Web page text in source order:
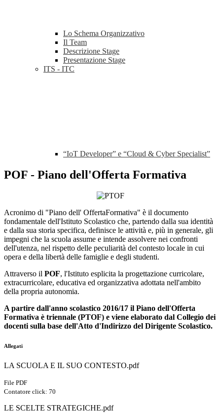
Lo Schema Organizzativo
Il Team
Descrizione Stage
Presentazione Stage
ITS - ITC
“IoT Developer” e “Cloud & Cyber Specialist”
POF - Piano dell'Offerta Formativa
Acronimo di "Piano dell' OffertaFormativa" è il documento
fondamentale dell'Istituto Scolastico che, partendo dalla sua identità
e dalla sua storia specifica, definisce le attività e, più in generale, gli
impegni che la scuola assume e intende assolvere nei confronti
dell'utenza, nel rispetto delle peculiarità del contesto locale in cui
opera e della libertà delle famiglie e degli studenti.
Attraverso il POF, l'Istituto esplicita la progettazione curricolare,
extracurricolare, educativa ed organizzativa adottata nell'ambito
della propria autonomia.
A partire dall'anno scolastico 2016/17 il Piano dell'Offerta
Formativa è triennale (PTOF) e viene elaborato dal Collegio dei
docenti sulla base dell'Atto d'Indirizzo del Dirigente Scolastico.
Allegati
LA SCUOLA E IL SUO CONTESTO.pdf
File PDF
Contatore click: 70
LE SCELTE STRATEGICHE.pdf